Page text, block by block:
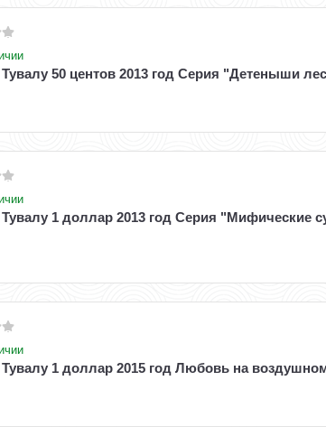
Тувалу 50 центов 2013 год Серия "Детеныши
Тувалу 1 доллар 2013 год Серия "Мифические
Тувалу 1 доллар 2015 год Любовь на